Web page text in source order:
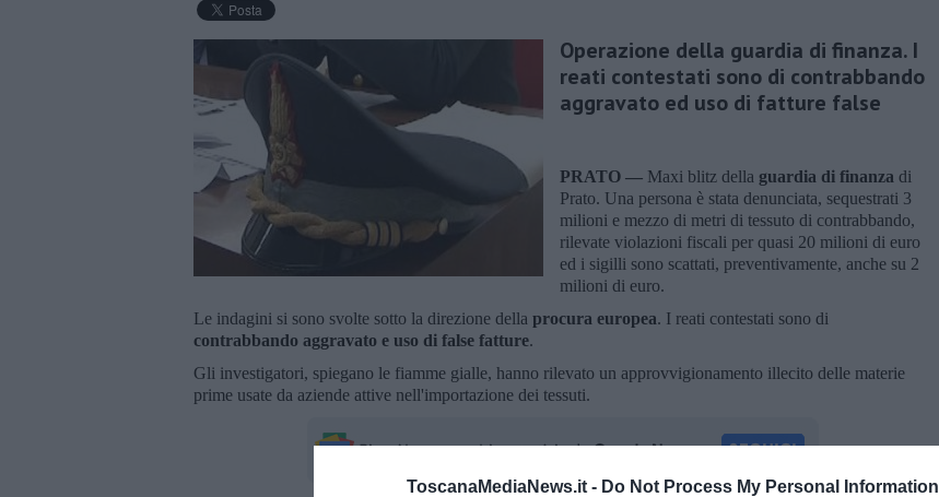
ToscanaMediaNews.it - Do Not Process My Personal Information
Operazione della guardia di finanza. I
reati contestati sono di contrabbando
aggravato ed uso di fatture false
PRATO — Maxi blitz della guardia di finanza di
Prato. Una persona è stata denunciata, sequestrati 3
milioni e mezzo di metri di tessuto di contrabbando,
rilevate violazioni fiscali per quasi 20 milioni di euro
ed i sigilli sono scattati, preventivamente, anche su 2
milioni di euro.
Le indagini si sono svolte sotto la direzione della procura europea. I reati contestati sono di
contrabbando aggravato e uso di false fatture.
Gli investigatori, spiegano le fiamme gialle, hanno rilevato un approvvigionamento illecito delle materie
prime usate da aziende attive nell'importazione dei tessuti.